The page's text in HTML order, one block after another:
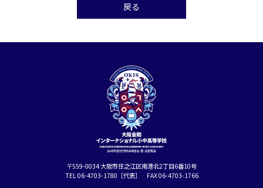
戻る
〒559-0034 大阪市住之江区南港北2丁目6番10号
TEL 06-4703-1780［代表］ FAX 06-4703-1766